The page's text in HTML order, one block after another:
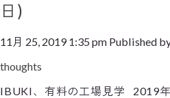
日)
11月 25, 2019 1:35 pm Published
thoughts
IBUKI、有料の工場見学 2019